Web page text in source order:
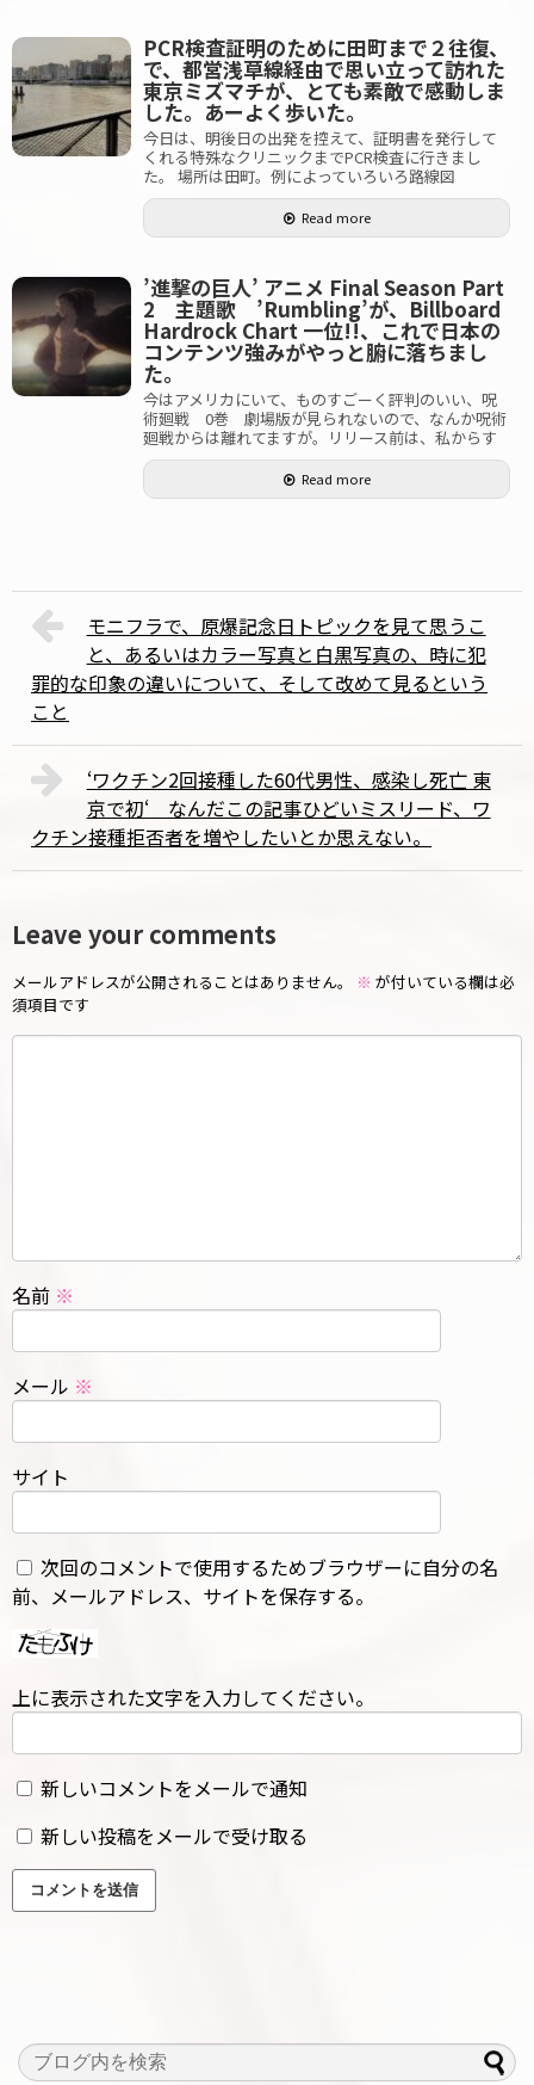
PCR検査証明のために田町まで２往復、
で、都営浅草線経由で思い立って訪れた
東京ミズマチが、とても素敵で感動しま
した。あーよく歩いた。
今日は、明後日の出発を控えて、証明書を発行して
くれる特殊なクリニックまでPCR検査に行きまし
た。 場所は田町。例によっていろいろ路線図
Read more
’進撃の巨人’ アニメ Final Season Part
2 主題歌 ’Rumbling’が、Billboard
Hardrock Chart 一位!!、これで日本の
コンテンツ強みがやっと腑に落ちまし
た。
今はアメリカにいて、ものすごーく評判のいい、呪
術廻戦 0巻 劇場版が見られないので、なんか呪術
廻戦からは離れてますが。リリース前は、私からす
Read more
モニフラで、原爆記念日トピックを見て思うこ
と、あるいはカラー写真と白黒写真の、時に犯
罪的な印象の違いについて、そして改めて見るという
こと
‘ワクチン2回接種した60代男性、感染し死亡 東
京で初‘ なんだこの記事ひどいミスリード、ワ
クチン接種拒否者を増やしたいとか思えない。
Leave your comments
メールアドレスが公開されることはありません。 ※ が付いている欄は必
須項目です
名前 ※
メール ※
サイト
次回のコメントで使用するためブラウザーに自分の名
前、メールアドレス、サイトを保存する。
上に表示された文字を入力してください。
新しいコメントをメールで通知
新しい投稿をメールで受け取る